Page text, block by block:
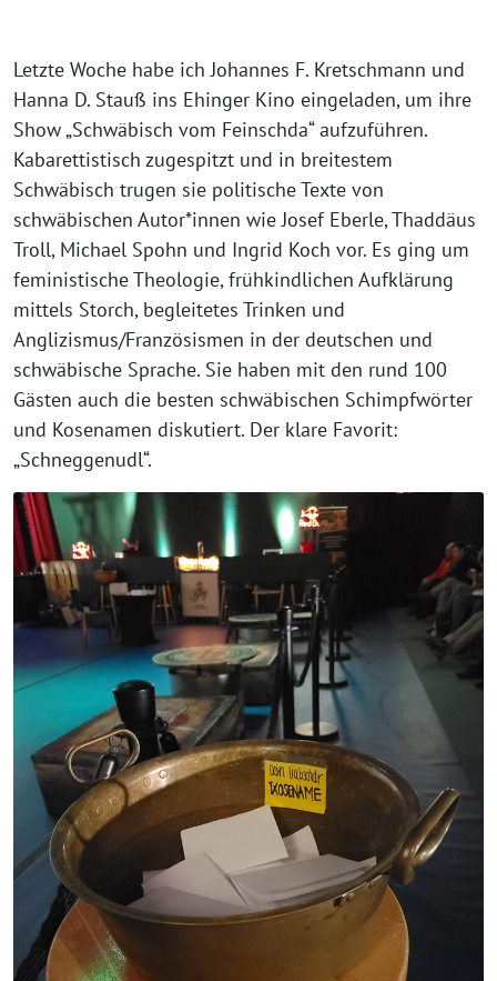
Letzte Woche habe ich Johannes F. Kretschmann und
Hanna D. Stauß ins Ehinger Kino eingeladen, um ihre
Show „Schwäbisch vom Feinschda“ aufzuführen.
Kabarettistisch zugespitzt und in breitestem
Schwäbisch trugen sie politische Texte von
schwäbischen Autor*innen wie Josef Eberle, Thaddäus
Troll, Michael Spohn und Ingrid Koch vor. Es ging um
feministische Theologie, frühkindlichen Aufklärung
mittels Storch, begleitetes Trinken und
Anglizismus/Französismen in der deutschen und
schwäbische Sprache. Sie haben mit den rund 100
Gästen auch die besten schwäbischen Schimpfwörter
und Kosenamen diskutiert. Der klare Favorit:
„Schneggenudl“.